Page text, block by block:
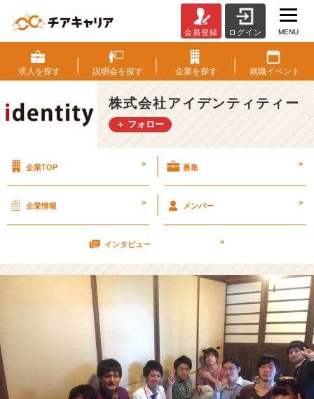
日
か
ら
採
用
イ
ン
プ
で
【ま
中】
【株
式
会員登録 ログイン MENU
求人を探す 説明会を探す 企業を探す 就職イベント
株式会社アイデンティティー
＋ フォロー
企業TOP > 募集 >
企業情報 > メンバー >
インタビュー >